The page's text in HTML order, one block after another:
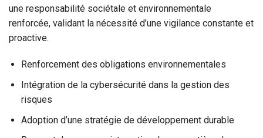
une responsabilité sociétale et environnementale
renforcée, validant la nécessité d’une vigilance constante et
proactive.
Renforcement des obligations environnementales
Intégration de la cybersécurité dans la gestion des
risques
Adoption d’une stratégie de développement durable